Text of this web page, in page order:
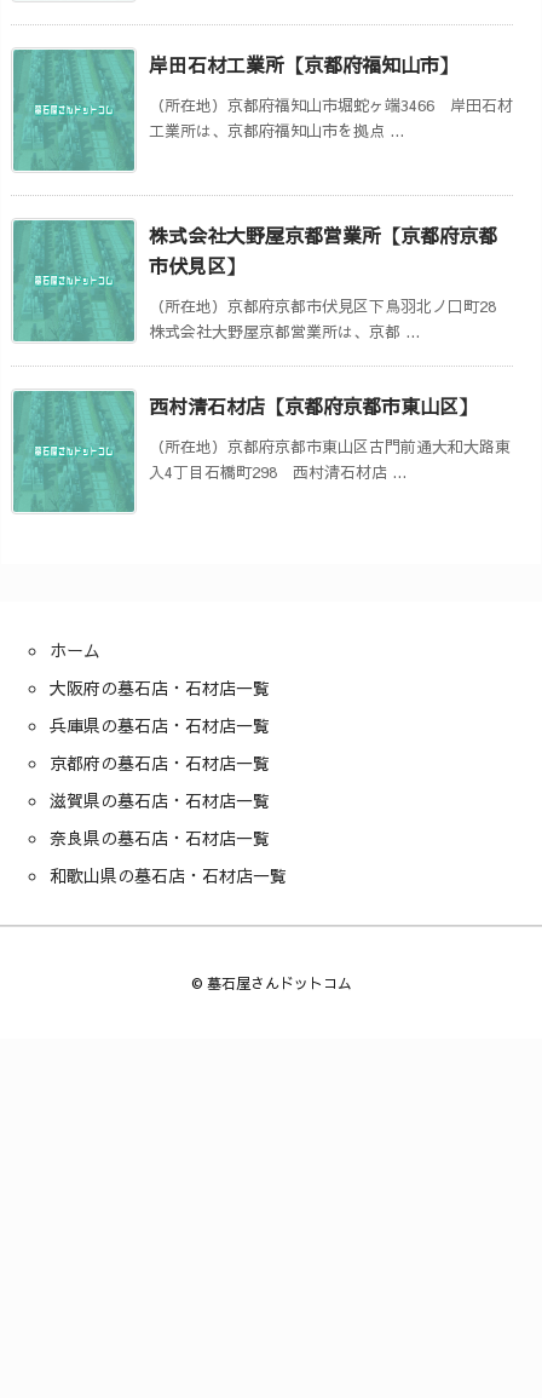
岸田石材工業所【京都府福知山市】
（所在地）京都府福知山市堀蛇ヶ端3466 岸田石材
工業所は、京都府福知山市を拠点 ...
株式会社大野屋京都営業所【京都府京都
市伏見区】
（所在地）京都府京都市伏見区下鳥羽北ノ口町28
株式会社大野屋京都営業所は、京都 ...
西村清石材店【京都府京都市東山区】
（所在地）京都府京都市東山区古門前通大和大路東
入4丁目石橋町298 西村清石材店 ...
ホーム
大阪府の墓石店・石材店一覧
兵庫県の墓石店・石材店一覧
京都府の墓石店・石材店一覧
滋賀県の墓石店・石材店一覧
奈良県の墓石店・石材店一覧
和歌山県の墓石店・石材店一覧
© 墓石屋さんドットコム